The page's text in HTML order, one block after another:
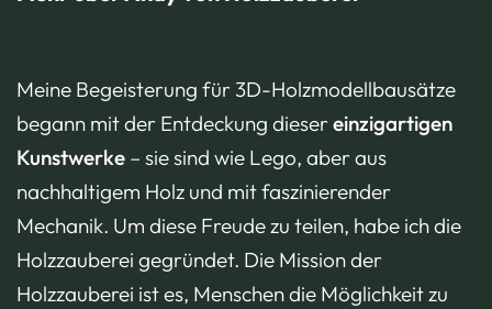
Meine Begeisterung für 3D-Holzmodellbausätze
begann mit der Entdeckung diesereinzigartigen
Kunstwerke – sie sind wie Lego, aber aus
nachhaltigem Holz und mit faszinierender
Mechanik. Um diese Freude zu teilen, habe ich die
Holzzauberei gegründet. Die Mission der
Holzzauberei ist es, Menschen die Möglichkeit zu